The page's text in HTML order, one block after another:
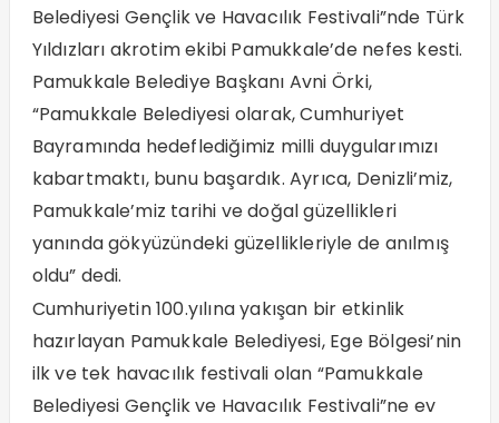
Belediyesi Gençlik ve Havacılık Festivali”nde Türk
Yıldızları akrotim ekibi Pamukkale’de nefes kesti.
Pamukkale Belediye Başkanı Avni Örki,
“Pamukkale Belediyesi olarak, Cumhuriyet
Bayramında hedeflediğimiz milli duygularımızı
kabartmaktı, bunu başardık. Ayrıca, Denizli’miz,
Pamukkale’miz tarihi ve doğal güzellikleri
yanında gökyüzündeki güzellikleriyle de anılmış
oldu” dedi.
Cumhuriyetin 100.yılına yakışan bir etkinlik
hazırlayan Pamukkale Belediyesi, Ege Bölgesi’nin
ilk ve tek havacılık festivali olan “Pamukkale
Belediyesi Gençlik ve Havacılık Festivali”ne ev